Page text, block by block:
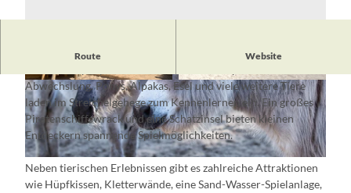
© Florian Läufer, Lizenz: Seenland Oder-Spree
© Tourismusverein Scharmützelsee © Tourismusverein Scharmützelsee
Route Website
Freizeitpark Scharmuntzelland
sorgt eine Mischung aus
Abwechslung. Ponys, Alpakas, Esel und viele weitere Tiere
laden im Streichelgehege zum Kennenlernen ein. Ein großes
Piratenschiffswrack und eine Schatzinsel bieten kleinen
Entdeckern spannende Spielmöglichkeiten.
Neben tierischen Erlebnissen gibt es zahlreiche Attraktionen
wie Hüpfkissen, Kletterwände, eine Sand-Wasser-Spielanlage,